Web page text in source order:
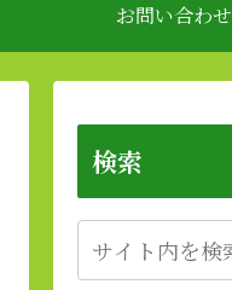
お問い合わせ
検索